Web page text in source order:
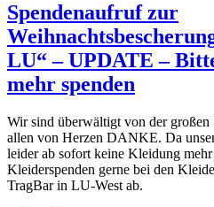
Spendenaufruf zur
LU“ – UPDATE –
mehr spenden
Wir sind überwältigt von der großen
allen von Herzen DANKE. Da
leider ab sofort keine Kleidung
Kleiderspenden gerne bei den
TragBar in LU-West ab.